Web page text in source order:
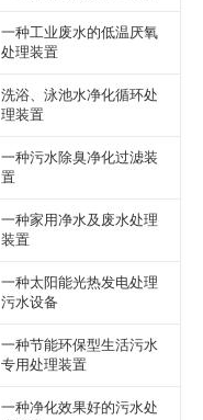
一种工业废水的低温厌氧
处理装置
洗浴、泳池水净化循环处
理装置
一种污水除臭净化过滤装
置
一种家用净水及废水处理
装置
一种太阳能光热发电处理
污水设备
一种节能环保型生活污水
专用处理装置
一种净化效果好的污水处